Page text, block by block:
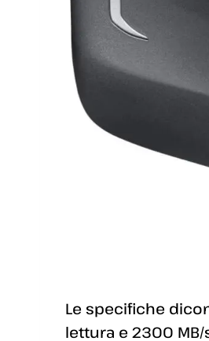
Le specifiche
lettura e 2300